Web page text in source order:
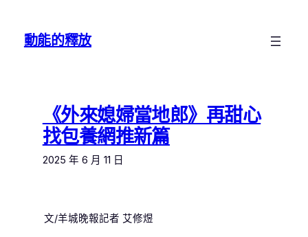
動能的釋放
《外來媳婦當地郎》再甜心
找包養網推新篇
2025 年 6 月 11 日
文/羊城晚報記者 艾修煜